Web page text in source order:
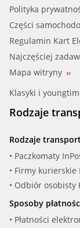
IMPERGOM
METZGER
MEYLE (314
QUINTON HA
STC (T403881)
SWAG (11 93
Polityka
Części
Regulamin Kart
Najczęściej
Mapa witryny
Klasyki i
Rodzaje
Rodzaje
• Paczkomaty
• Firmy kurierskie
• Odbiór osobisty
Sposoby
• Płatności